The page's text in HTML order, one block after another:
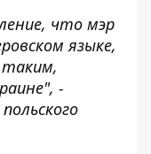
что мэр
языке,
-